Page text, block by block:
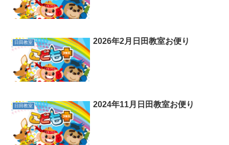
日田教室 2026年2月日田教室お便り
日田教室 2024年11月日田教室お便り